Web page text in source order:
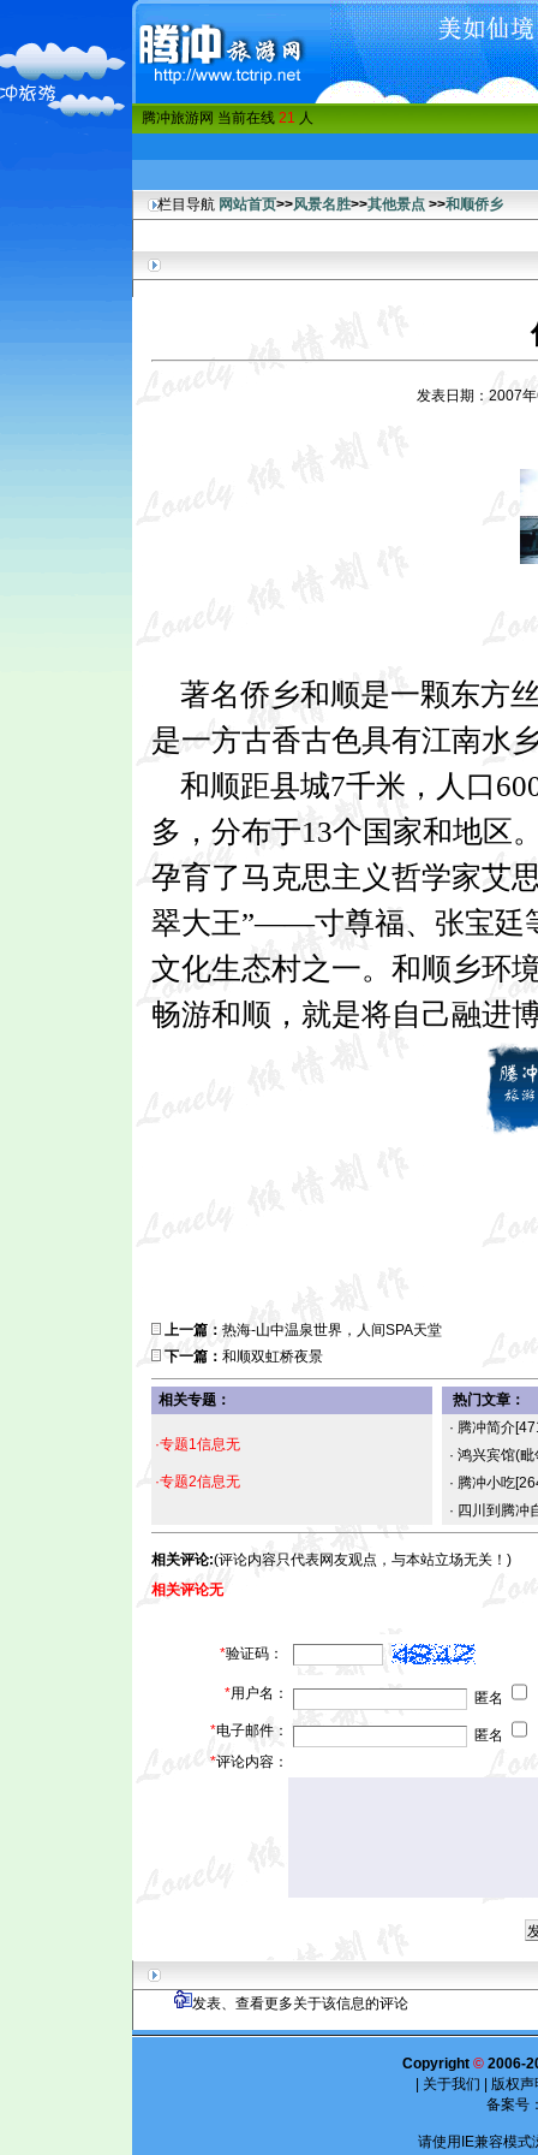
腾冲旅游网 当前在线 21 人
栏目导航 网站首页>>风景名胜>>其他景点 >>和顺侨乡
发表日期：
著名侨乡和顺是一颗东方
是一方古香古色具有江南水
和顺距县城7千米，人口
多，分布于13个国家和地区
孕育了马克思主义哲学家艾
翠大王”——寸尊福、张宝廷
文化生态村之一。和顺乡环
畅游和顺，就是将自己融进
上一篇： 热海-山中温泉世界，人间SPA天堂
下一篇： 和顺双虹桥夜景
相关专题：
·专题1信息无
·专题2信息无
热门文章：
· 腾冲简介
· 鸿兴宾馆(
· 腾冲小吃
· 四川到腾冲
相关评论:(评论内容只代表网友观点，与本站立场无关！)
相关评论无
*验证码：
*用户名：
匿名
*电子邮件：
匿名
*评论内容：
发表、查看更多关于该信息的评论
Copyright © 2006-
关于我们
版权
备案号
请使用IE兼容模式